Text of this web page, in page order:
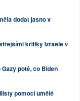
dodat jasno v
kritiky Izraele v
poté, co Biden
pomocí umělé